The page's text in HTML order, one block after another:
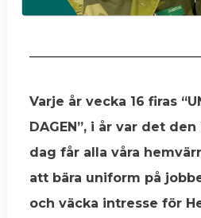
Varje år vecka 16 firas
DAGEN”, i år var det
dag får alla våra
att bära uniform på
och väcka intresse för